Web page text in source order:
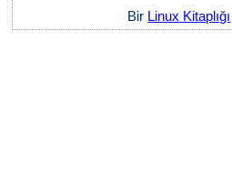
Bir Linux Kitaplığı